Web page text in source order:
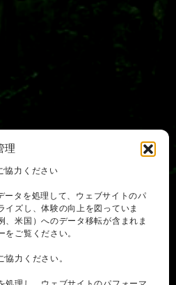
理
協力ください
ータを処理して、ウェブサイトのパ
ズし、体験の向上を図っていま
米国）へのデータ移転が含まれま
ご覧ください。
力ください。